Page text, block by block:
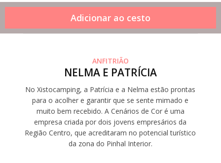
ANFITRIÃO
NELMA E PATRÍCIA
No Xistocamping, a Patrícia e a Nelma estão prontas
para o acolher e garantir que se sente mimado e
muito bem recebido. A Cenários de Cor é uma
empresa criada por dois jovens empresários da
Região Centro, que acreditaram no potencial turístico
da zona do Pinhal Interior.